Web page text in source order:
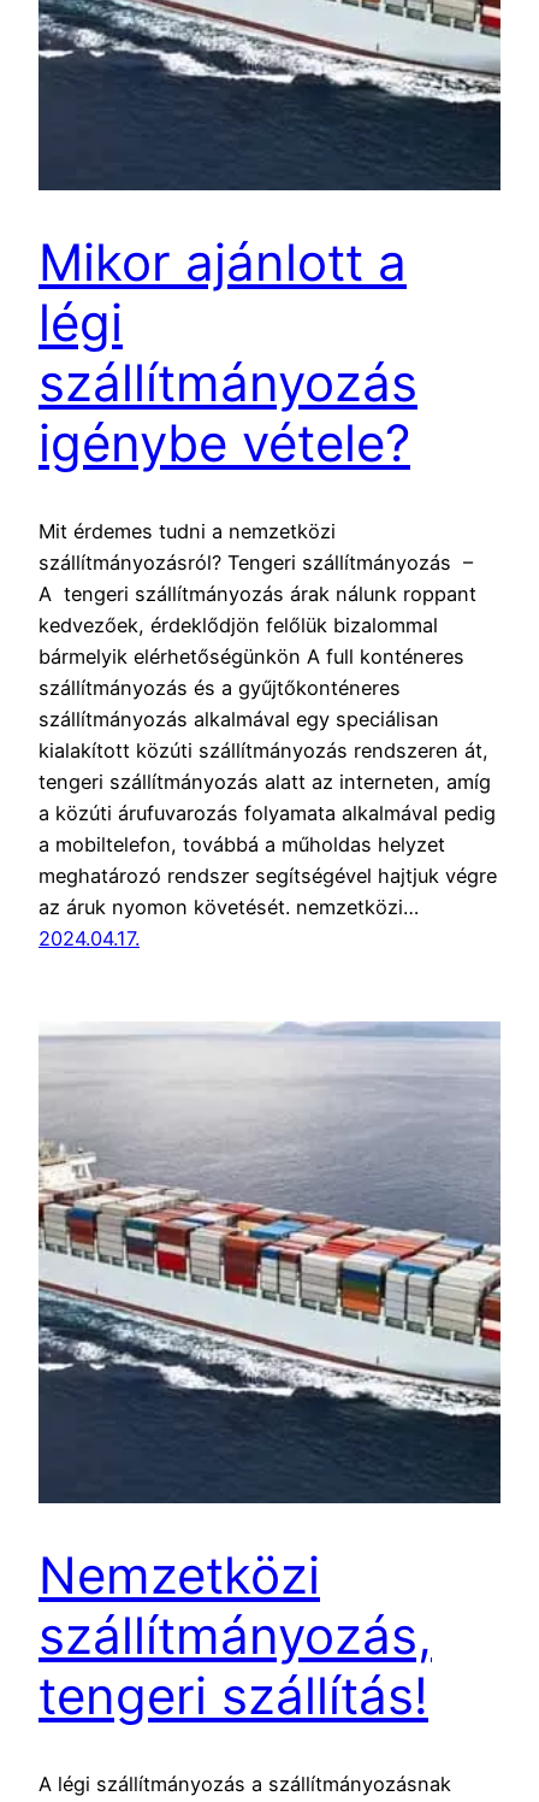
Mikor ajánlott a
légi
szállítmányozás
igénybe vétele?
Mit érdemes tudni a nemzetközi
szállítmányozásról? Tengeri szállítmányozás –
A tengeri szállítmányozás árak nálunk roppant
kedvezőek, érdeklődjön felőlük bizalommal
bármelyik elérhetőségünkön A full konténeres
szállítmányozás és a gyűjtőkonténeres
szállítmányozás alkalmával egy speciálisan
kialakított közúti szállítmányozás rendszeren át,
tengeri szállítmányozás alatt az interneten, amíg
a közúti árufuvarozás folyamata alkalmával pedig
a mobiltelefon, továbbá a műholdas helyzet
meghatározó rendszer segítségével hajtjuk végre
az áruk nyomon követését. nemzetközi…
2024.04.17.
Nemzetközi
szállítmányozás,
tengeri szállítás!
A légi szállítmányozás a szállítmányozásnak